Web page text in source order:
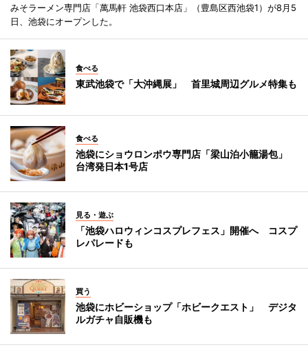
みそラーメン専門店「萬馬軒 池袋西口本店」（豊島区西池袋1）が8月5
日、池袋にオープンした。
食べる
東武池袋で「大沖縄展」 首里城周辺グルメ特集も
食べる
池袋にショウロンポウ専門店「梁山泊小籠湯包」
台湾発日本1号店
見る・遊ぶ
「池袋ハロウィンコスプレフェス」開催へ コスプ
レパレードも
買う
池袋にホビーショップ「ホビークエスト」 デジタ
ルガチャ自販機も